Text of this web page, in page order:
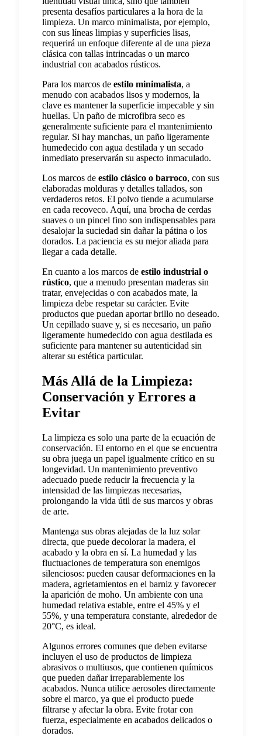
presenta desafíos particulares a la hora de la
limpieza. Un marco minimalista, por ejemplo,
con sus líneas limpias y superficies lisas,
requerirá un enfoque diferente al de una pieza
clásica con tallas intrincadas o un marco
industrial con acabados rústicos.
Para los marcos de estilo minimalista, a
menudo con acabados lisos y modernos, la
clave es mantener la superficie impecable y sin
huellas. Un paño de microfibra seco es
generalmente suficiente para el mantenimiento
regular. Si hay manchas, un paño ligeramente
humedecido con agua destilada y un secado
inmediato preservarán su aspecto inmaculado.
Los marcos de estilo clásico o barroco, con sus
elaboradas molduras y detalles tallados, son
verdaderos retos. El polvo tiende a acumularse
en cada recoveco. Aquí, una brocha de cerdas
suaves o un pincel fino son indispensables para
desalojar la suciedad sin dañar la pátina o los
dorados. La paciencia es su mejor aliada para
llegar a cada detalle.
En cuanto a los marcos de estilo industrial o
rústico, que a menudo presentan maderas sin
tratar, envejecidas o con acabados mate, la
limpieza debe respetar su carácter. Evite
productos que puedan aportar brillo no deseado.
Un cepillado suave y, si es necesario, un paño
ligeramente humedecido con agua destilada es
suficiente para mantener su autenticidad sin
alterar su estética particular.
Más Allá de la Limpieza:
Conservación y Errores a
Evitar
La limpieza es solo una parte de la ecuación de
conservación. El entorno en el que se encuentra
su obra juega un papel igualmente crítico en su
longevidad. Un mantenimiento preventivo
adecuado puede reducir la frecuencia y la
intensidad de las limpiezas necesarias,
prolongando la vida útil de sus marcos y obras
de arte.
Mantenga sus obras alejadas de la luz solar
directa, que puede decolorar la madera, el
acabado y la obra en sí. La humedad y las
fluctuaciones de temperatura son enemigos
silenciosos: pueden causar deformaciones en la
madera, agrietamientos en el barniz y favorecer
la aparición de moho. Un ambiente con una
humedad relativa estable, entre el 45% y el
55%, y una temperatura constante, alrededor de
20°C, es ideal.
Algunos errores comunes que deben evitarse
incluyen el uso de productos de limpieza
abrasivos o multiusos, que contienen químicos
que pueden dañar irreparablemente los
acabados. Nunca utilice aerosoles directamente
sobre el marco, ya que el producto puede
filtrarse y afectar la obra. Evite frotar con
fuerza, especialmente en acabados delicados o
dorados.